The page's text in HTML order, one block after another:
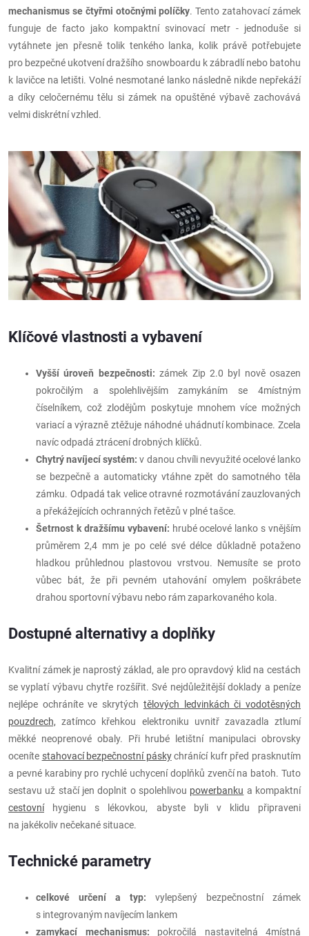
mechanismus se čtyřmi otočnými políčky. Tento zatahovací zámek
funguje de facto jako kompaktní svinovací metr - jednoduše si
vytáhnete jen přesně tolik tenkého lanka, kolik právě potřebujete
pro bezpečné ukotvení dražšího snowboardu k zábradlí nebo batohu
k lavičce na letišti. Volné nesmotané lanko následně nikde nepřekáží
a díky celočernému tělu si zámek na opuštěné výbavě zachovává
velmi diskrétní vzhled.
Klíčové vlastnosti a vybavení
Vyšší úroveň bezpečnosti: zámek Zip 2.0 byl nově osazen
pokročilým a spolehlivějším zamykáním se 4místným
číselníkem, což zlodějům poskytuje mnohem více možných
variací a výrazně ztěžuje náhodné uhádnutí kombinace. Zcela
navíc odpadá ztrácení drobných klíčků.
Chytrý navíjecí systém: v danou chvíli nevyužité ocelové lanko
se bezpečně a automaticky vtáhne zpět do samotného těla
zámku. Odpadá tak velice otravné rozmotávání zauzlovaných
a překážejících ochranných řetězů v plné tašce.
Šetrnost k dražšímu vybavení: hrubé ocelové lanko s vnějším
průměrem 2,4 mm je po celé své délce důkladně potaženo
hladkou průhlednou plastovou vrstvou. Nemusíte se proto
vůbec bát, že při pevném utahování omylem poškrábete
drahou sportovní výbavu nebo rám zaparkovaného kola.
Dostupné alternativy a doplňky
Kvalitní zámek je naprostý základ, ale pro opravdový klid na cestách
se vyplatí výbavu chytře rozšířit. Své nejdůležitější doklady a peníze
nejlépe ochráníte ve skrytých tělových ledvinkách či vodotěsných
pouzdrech, zatímco křehkou elektroniku uvnitř zavazadla ztlumí
měkké neoprenové obaly. Při hrubé letištní manipulaci obrovsky
oceníte stahovací bezpečnostní páskychránící kufr před prasknutím
a pevné karabiny pro rychlé uchycení doplňků zvenčí na batoh. Tuto
sestavu už stačí jen doplnit o spolehlivou powerbanku a kompaktní
cestovníhygienu s lékovkou, abyste byli v klidu připraveni
na jakékoliv nečekané situace.
Technické parametry
celkové určení a typ: vylepšený bezpečnostní zámek
s integrovaným navíjecím lankem
zamykací mechanismus: pokročilá nastavitelná 4místná